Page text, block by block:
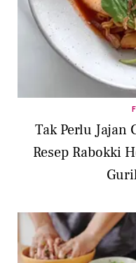
Tak Perlu
Resep Rabokki